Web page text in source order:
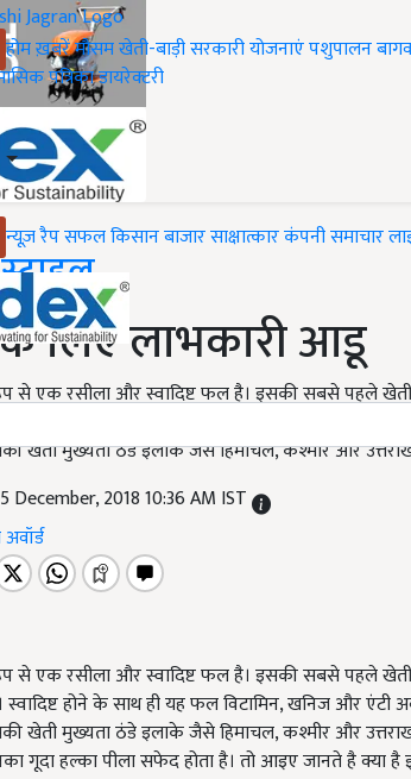
होमख़बरेंमौसमखेती-बाड़ीसरकारी योजनाएंपशुपालन
पत्रिकाडायरेक्टरी
न्यूज़ रैपसफल किसानबाजारसाक्षात्कारकंपनी समाचार
लिए लाभकारी आडू
से एक रसीला और स्वादिष्ट फल है। इसकी सबसे पहले
खेती मुख्यता ठंडे इलाके जैसे हिमाचल, कश्मीर और
December, 2018 10:36 AM IST
से एक रसीला और स्वादिष्ट फल है। इसकी सबसे पहले
स्वादिष्ट होने के साथ ही यह फल विटामिन, खनिज और एंटी
खेती मुख्यता ठंडे इलाके जैसे हिमाचल, कश्मीर और
गूदा हल्का पीला सफेद होता है। तो आइए जानते है क्या